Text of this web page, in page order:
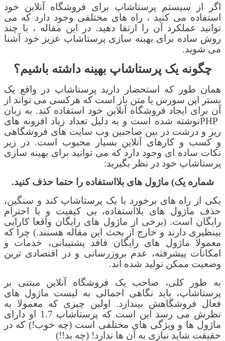
اگر از
سیستم پرستاشاپ
برای فروشگاه آنلاین خود
استفاده می کنید ، راه های مختلفی وجود دارد که می
توانید عملکرد آن را ارتقا دهید. در این مقاله ، با چند
روش ساده برای بهینه سازی پرستاشاپ عزیز خود آشنا
می شوید.
چگونه یک پرستاشاپ بهینه داشته باشیم؟
همان طور که استحضار دارید پرستاشاپ در واقع یک
بستر اپن سورس یا متن باز است که هرکسی می تواند از
آن برای ایجاد فروشگاه آنلاین خود استفاده کند. به زبان
PHPنوشته شده است و به دلیل تعداد زیاد افزونه های
ریز و درشت در بین صاحبین وب سایت های فروشگاهی
و کسب و کارهای آنلاین بسیار محبوب است. در زیر
نکات ساده ای وجود دارد که می توانید برای بهینه سازی
پرستاشاپ خود در نظر بگیرید:
شماره یک) ماژول های بلااستفاده را حتما حذف کنید.
یکی از راه های برخورد با یک پرستاشاپ کند و سنگین،
حذف ماژول های بلااستفاده، بی کیفیت و با احترام
رایگان است. (برخی از ماژول های رایگان واقعا کارایی
بینظیری دارند و خارج از بحث این مقاله هستند.) چرا که
معمولا ماژول های رایگان فاقد پشتیبانی، خدمات و
امکانات پیشرفته، عدم بروزرسانی و در اقتصادی ترین
وضعیت ممکن تولید شده اند.
به طور کلی، صاحب یک فروشگاه آنلاین مبتنی بر
پرستاشاپ، باید نگاهی اجمالی به لیست ماژول های
فعال فروشگاهش بیندازد. اولین چیزی که معمولا به
نظرش می رسد این است که پرستاشاپ 1.7 او دارای
ماژول ها و ویژگی های مختلفی است (چه خوب!) که در
حقیقت شاید نیازی به آن ها ندارد! (چه بد!!)